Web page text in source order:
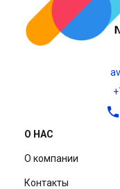
О НАС
О компании
Контакты